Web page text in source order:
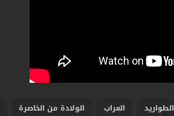
الطواريد العراب الولادة من الخاصرة